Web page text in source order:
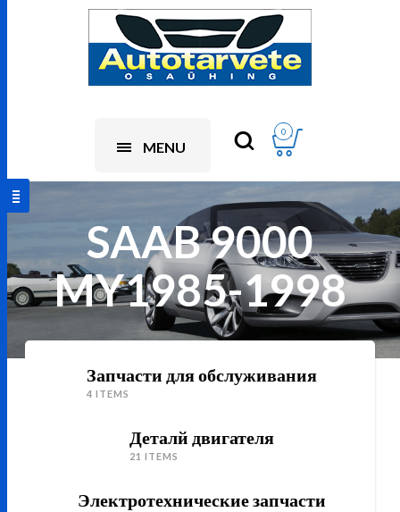
MENU
0
SAAB 9000
MY1985-1998
Запчасти для обслуживания
4 ITEMS
Деталй двигателя
21 ITEMS
Электротехнические запчасти